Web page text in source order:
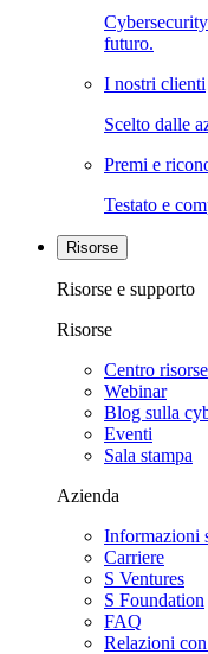
futuro.
I nostri clienti
Scelto dalle
Premi e
Testato e
Risorse
Risorse e supporto
Risorse
Centro risorse
Webinar
Blog sulla
Eventi
Sala stampa
Azienda
Informazioni
Carriere
S Ventures
S Foundation
FAQ
Relazioni